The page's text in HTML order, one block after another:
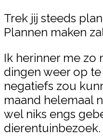
Trek jij steeds
Plannen maken
Ik herinner me zo
dingen weer op
negatiefs zou
maand helemaal
wel niks engs